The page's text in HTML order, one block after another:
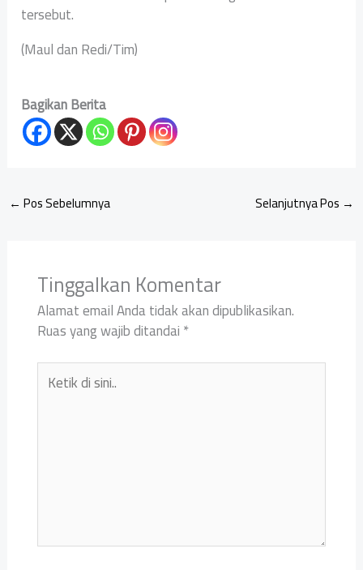
tersebut.
(Maul dan Redi/Tim)
Bagikan Berita
← Pos Sebelumnya Selanjutnya Pos →
Tinggalkan Komentar
Alamat email Anda tidak akan dipublikasikan.
Ruas yang wajib ditandai*
Ketik